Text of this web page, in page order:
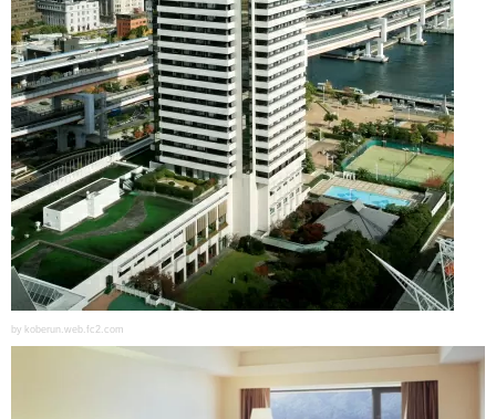
by koberun.web.fc2.com